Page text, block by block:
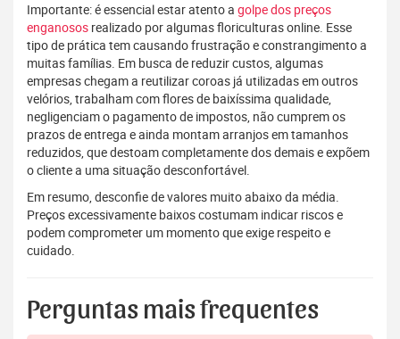
Importante: é essencial estar atento a golpe dos preços
enganosos realizado por algumas floriculturas online. Esse
tipo de prática tem causando frustração e constrangimento a
muitas famílias. Em busca de reduzir custos, algumas
empresas chegam a reutilizar coroas já utilizadas em outros
velórios, trabalham com flores de baixíssima qualidade,
negligenciam o pagamento de impostos, não cumprem os
prazos de entrega e ainda montam arranjos em tamanhos
reduzidos, que destoam completamente dos demais e expõem
o cliente a uma situação desconfortável.
Em resumo, desconfie de valores muito abaixo da média.
Preços excessivamente baixos costumam indicar riscos e
podem comprometer um momento que exige respeito e
cuidado.
Perguntas mais frequentes